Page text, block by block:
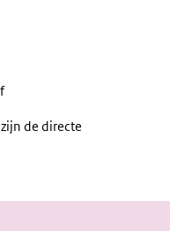
de directe